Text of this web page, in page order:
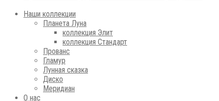
Наши коллекции
Планета Луна
коллекция Элит
коллекция Стандарт
Прованс
Гламур
Лунная сказка
Диско
Меридиан
О нас